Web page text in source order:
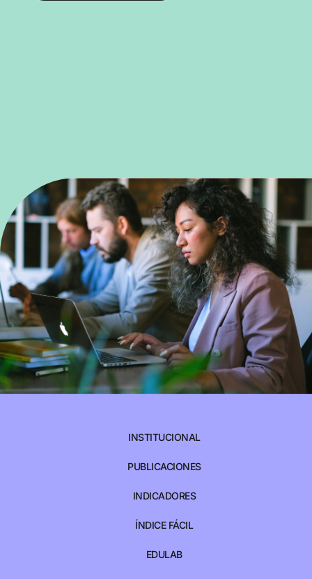
INSTITUCIONAL
PUBLICACIONES
INDICADORES
ÍNDICE FÁCIL
EDULAB